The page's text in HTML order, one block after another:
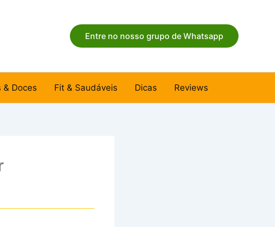
Entre no nosso grupo de Whatsapp
& Doces Fit & Saudáveis Dicas Reviews